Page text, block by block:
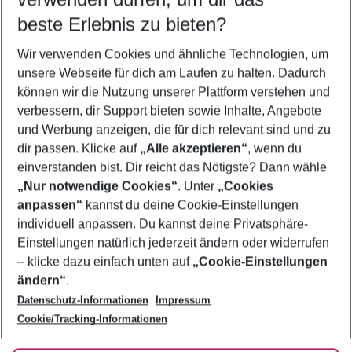
5-8 Nächte
2 Erwachsene Keine Kinder
Mehr Filter anzeigen
Footer
Footer navigation
Über uns
AGB
Bestpreisgarantie
Cookie-Einstellungen ändern
Cookie-Richtlinie
Agenturbetreuung
Barrierefreies Reisen
Folge uns
beste Erlebnis zu bieten?
Wir verwenden Cookies und ähnliche Technologien, um
unsere Webseite für dich am Laufen zu halten. Dadurch
können wir die Nutzung unserer Plattform verstehen und
verbessern, dir Support bieten sowie Inhalte, Angebote
und Werbung anzeigen, die für dich relevant sind und zu
dir passen. Klicke auf „Alle akzeptieren“, wenn du
einverstanden bist. Dir reicht das Nötigste? Dann wähle
„Nur notwendige Cookies“. Unter „Cookies
anpassen“ kannst du deine Cookie-Einstellungen
individuell anpassen. Du kannst deine Privatsphäre-
Einstellungen natürlich jederzeit ändern oder widerrufen
– klicke dazu einfach unten auf „Cookie-Einstellungen
ändern“.
Datenschutz-Informationen
Impressum
Cookie/Tracking-Informationen